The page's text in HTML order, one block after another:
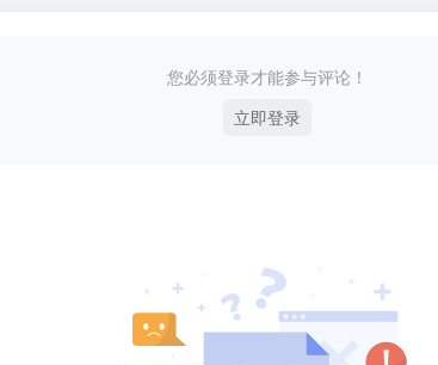
您必须登录才能参与评论！
立即登录